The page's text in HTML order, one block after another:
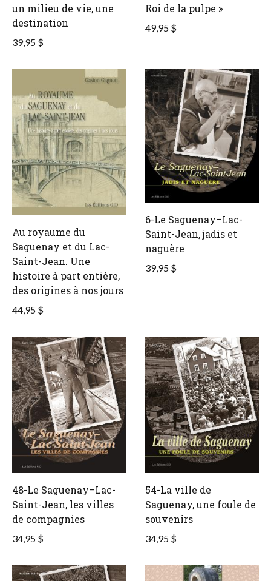
un milieu de vie, une
destination
39,95 $
Roi de la pulpe »
49,95 $
Au royaume du
Saguenay et du Lac-
Saint-Jean. Une
histoire à part entière,
des origines à nos jours
44,95 $
6-Le Saguenay–Lac-
Saint-Jean, jadis et
naguère
39,95 $
48-Le Saguenay–Lac-
Saint-Jean, les villes
de compagnies
34,95 $
54-La ville de
Saguenay, une foule de
souvenirs
34,95 $